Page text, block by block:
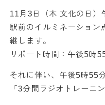
11月3日（木 文化の日）
駅前のイルミネーション
継します。
リポート時間：午後5時
それに伴い、午後5時55
「3分間ラジオトレーニ